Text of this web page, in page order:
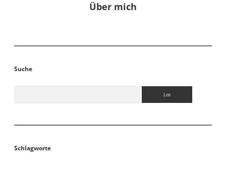
Über mich
Suche
Schlagworte